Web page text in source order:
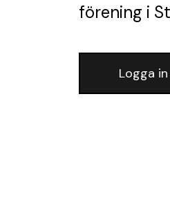
förening i
Logga in